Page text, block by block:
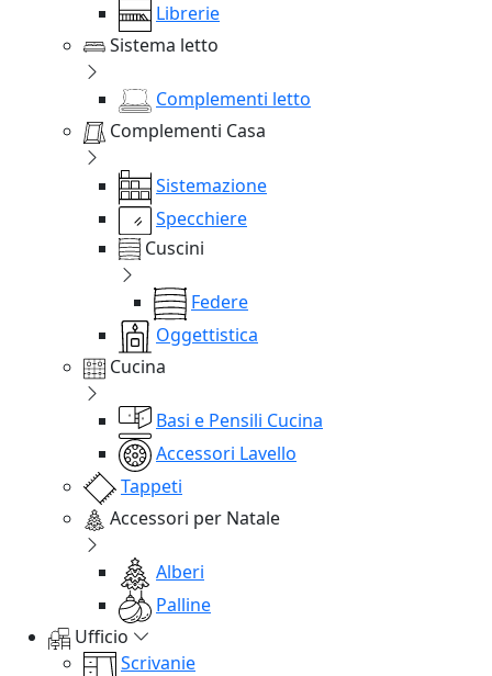
Librerie
Sistema letto
Complementi letto
Complementi Casa
Sistemazione
Specchiere
Cuscini
Federe
Oggettistica
Cucina
Basi e Pensili Cucina
Accessori Lavello
Tappeti
Accessori per Natale
Alberi
Palline
Ufficio
Scrivanie